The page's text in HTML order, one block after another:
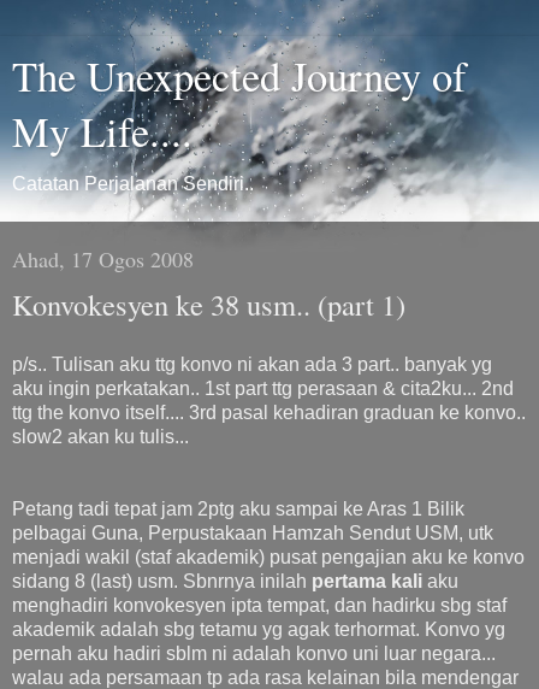
The Unexpected Journey of
My Life....
Catatan Perjalanan Sendiri..
Ahad, 17 Ogos 2008
Konvokesyen ke 38 usm.. (part 1)
p/s.. Tulisan aku ttg konvo ni akan ada 3 part.. banyak yg
aku ingin perkatakan.. 1st part ttg perasaan & cita2ku... 2nd
ttg the konvo itself.... 3rd pasal kehadiran graduan ke konvo..
slow2 akan ku tulis...
Petang tadi tepat jam 2ptg aku sampai ke Aras 1 Bilik
pelbagai Guna, Perpustakaan Hamzah Sendut USM, utk
menjadi wakil (staf akademik) pusat pengajian aku ke konvo
sidang 8 (last) usm. Sbnrnya inilah pertama kali aku
menghadiri konvokesyen ipta tempat, dan hadirku sbg staf
akademik adalah sbg tetamu yg agak terhormat. Konvo yg
pernah aku hadiri sblm ni adalah konvo uni luar negara...
walau ada persamaan tp ada rasa kelainan bila mendengar